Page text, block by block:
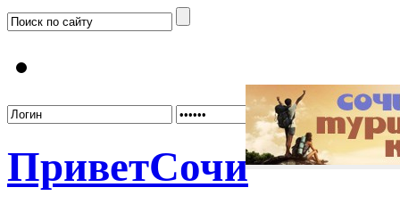
ПриветСочи